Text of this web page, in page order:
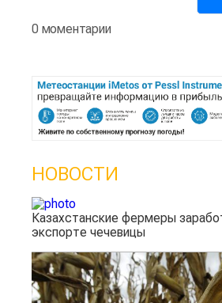
0 моментарии
НОВОСТИ
Казахстанские фермеры
экспорте чечевицы